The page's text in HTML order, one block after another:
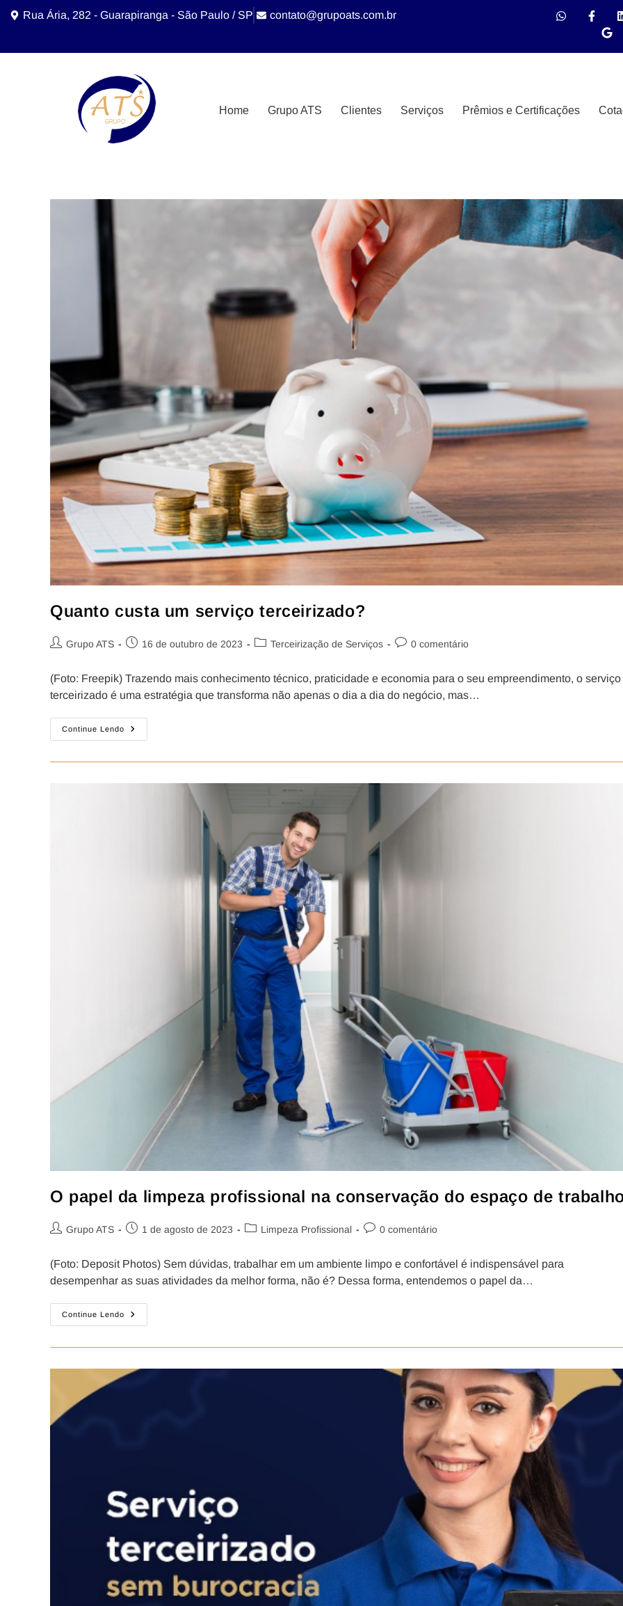
Rua Ária, 282 - Guarapiranga - São Paulo / SP contato@grupoats.com.br
Home Grupo ATS Clientes Serviços Prêmios e Certificações
Quanto custa um serviço terceirizado?
Grupo ATS 16 de outubro de 2023 Terceirização de Serviços 0 comentário
(Foto: Freepik) Trazendo mais conhecimento técnico, praticidade e economia para o seu empreendimento, o serviço
terceirizado é uma estratégia que transforma não apenas o dia a dia do negócio, mas…
Continue Lendo
O papel da limpeza profissional na conservação do espaço de
Grupo ATS 1 de agosto de 2023 Limpeza Profissional 0 comentário
(Foto: Deposit Photos) Sem dúvidas, trabalhar em um ambiente limpo e confortável é indispensável para
desempenhar as suas atividades da melhor forma, não é? Dessa forma, entendemos o papel da…
Continue Lendo